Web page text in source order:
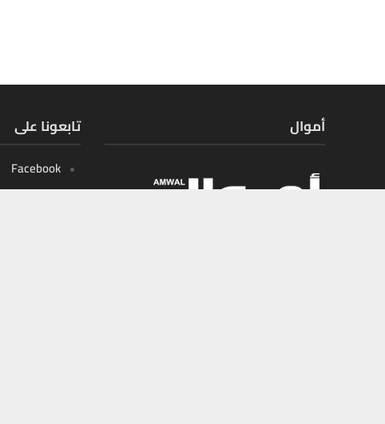
تابعونا على
Facebook
أموال